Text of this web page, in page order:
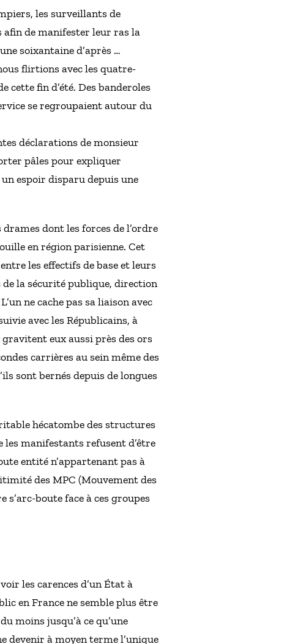
les surveillants de
de manifester leur ras la
soixantaine d’après …
flirtions avec les quatre-
cette fin d’été. Des banderoles
se regroupaient autour du
déclarations de monsieur
pâles pour expliquer
espoir disparu depuis une
dont les forces de l’ordre
en région parisienne. Cet
les effectifs de base et leurs
la sécurité publique, direction
ne cache pas sa liaison avec
avec les Républicains, à
gravitent eux aussi près des ors
carrières au sein même des
sont bernés depuis de longues
hécatombe des structures
manifestants refusent d’être
entité n’appartenant pas à
des MPC (Mouvement des
s’arc-boute face à ces groupes
les carences d’un État à
en France ne semble plus être
moins jusqu’à ce qu’une
devenir à moyen terme l’unique